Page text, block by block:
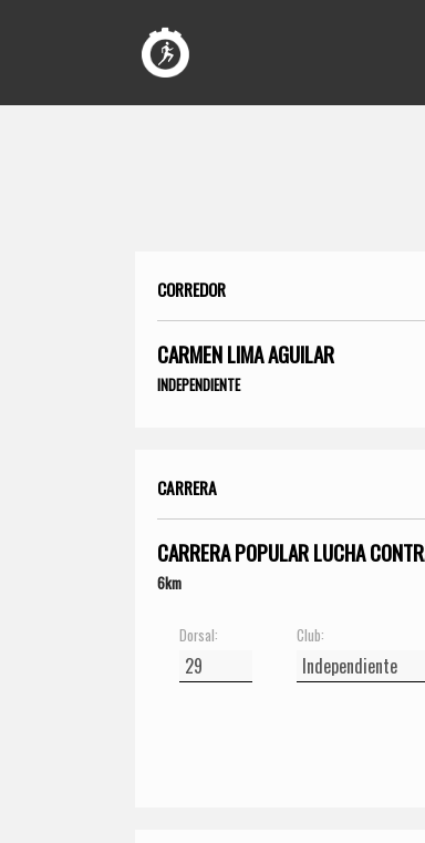
CORREDOR
CARMEN LIMA AGUILAR
INDEPENDIENTE
CARRERA
CARRERA POPULAR LUCHA
6km
Dorsal: Club: